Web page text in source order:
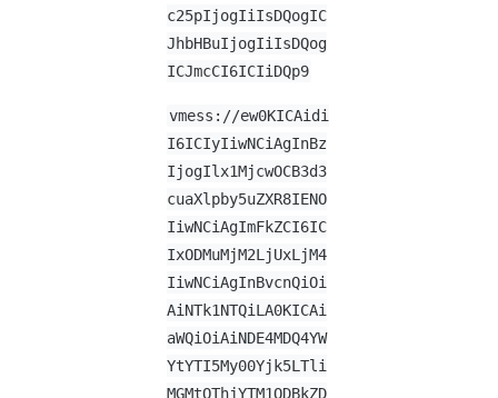
c25pIjogIiIsDQogIC
JhbHBuIjogIiIsDQog
ICJmcCI6ICIiDQp9
vmess://ew0KICAidi
I6ICIyIiwNCiAgInBz
IjogIlx1MjcwOCB3d3
cuaXlpby5uZXR8IENO
IiwNCiAgImFkZCI6IC
IxODMuMjM2LjUxLjM4
IiwNCiAgInBvcnQiOi
AiNTk1NTQiLA0KICAi
aWQiOiAiNDE4MDQ4YW
YtYTI5My00Yjk5LTli
MGMtOThjYTM1ODBkZD